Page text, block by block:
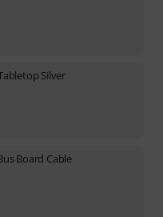
Silver
Board Cable